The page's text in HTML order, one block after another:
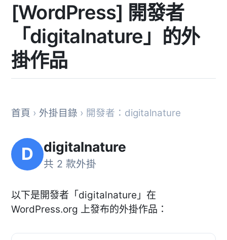
[WordPress] 開發者
「digitalnature」的外
掛作品
首頁 › 外掛目錄 › 開發者：digitalnature
D digitalnature
共 2 款外掛
以下是開發者「digitalnature」在
WordPress.org 上發布的外掛作品：